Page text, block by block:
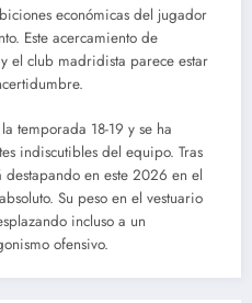
económicas del jugador
Este acercamiento de
el club madridista parece estar
temporada 18-19 y se ha
indiscutibles del equipo. Tras
en este 2026 en el
Su peso en el vestuario
incluso a un
ofensivo.